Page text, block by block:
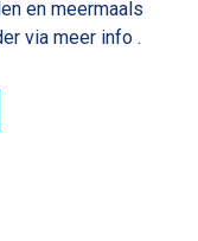
en meermaals
via meer info .